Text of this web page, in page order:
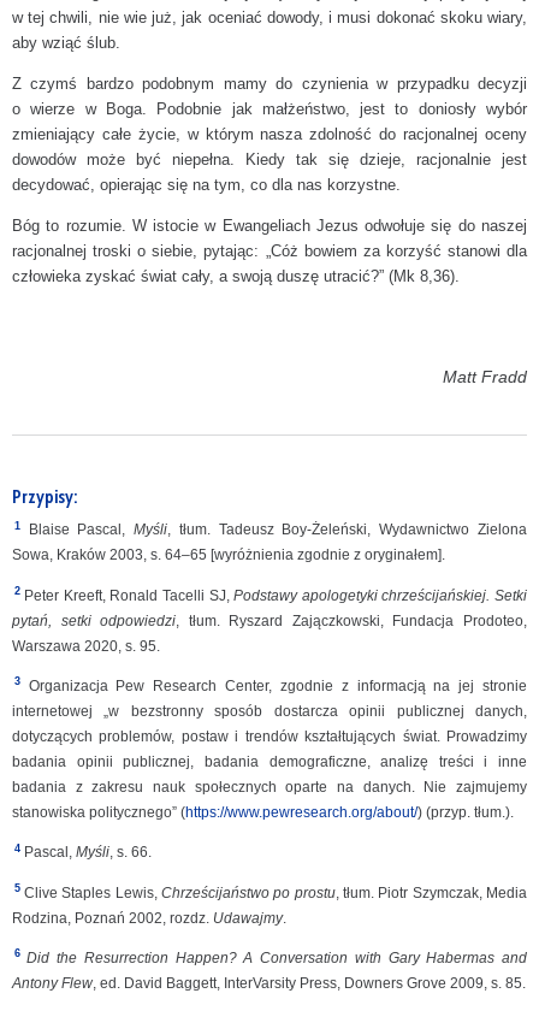
w tej chwili, nie wie już, jak oceniać dowody, i musi dokonać skoku wiary,
aby wziąć ślub.
Z czymś bardzo podobnym mamy do czynienia w przypadku decyzji
o wierze w Boga. Podobnie jak małżeństwo, jest to doniosły wybór
zmieniający całe życie, w którym nasza zdolność do racjonalnej oceny
dowodów może być niepełna. Kiedy tak się dzieje, racjonalnie jest
decydować, opierając się na tym, co dla nas korzystne.
Bóg to rozumie. W istocie w Ewangeliach Jezus odwołuje się do naszej
racjonalnej troski o siebie, pytając: „Cóż bowiem za korzyść stanowi dla
człowieka zyskać świat cały, a swoją duszę utracić?” (Mk 8,36).
Matt Fradd
Przypisy:
1 Blaise Pascal,Myśli, tłum. Tadeusz Boy-Żeleński, Wydawnictwo Zielona
Sowa, Kraków 2003, s. 64–65 [wyróżnienia zgodnie z oryginałem].
2Peter Kreeft, Ronald Tacelli SJ,Podstawy apologetyki chrześcijańskiej. Setki
pytań, setki odpowiedzi , tłum. Ryszard Zajączkowski, Fundacja Prodoteo,
Warszawa 2020, s. 95.
3Organizacja Pew Research Center, zgodnie z informacją na jej stronie
internetowej „w bezstronny sposób dostarcza opinii publicznej danych,
dotyczących problemów, postaw i trendów kształtujących świat. Prowadzimy
badania opinii publicznej, badania demograficzne, analizę treści i inne
badania z zakresu nauk społecznych oparte na danych. Nie zajmujemy
stanowiska politycznego” (https://www.pewresearch.org/about/) (przyp. tłum.).
4Pascal, Myśli, s. 66.
5Clive Staples Lewis,Chrześcijaństwo po prostu, tłum. Piotr Szymczak, Media
Rodzina, Poznań 2002, rozdz. Udawajmy.
6 Did the Resurrection Happen? A Conversation with Gary Habermas and
Antony Flew, ed. David Baggett, InterVarsity Press, Downers Grove 2009, s. 85.